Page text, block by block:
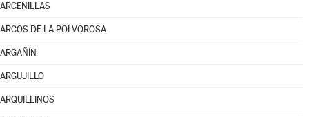
ARCENILLAS
ARCOS DE LA POLVOROSA
ARGAÑÍN
ARGUJILLO
ARQUILLINOS